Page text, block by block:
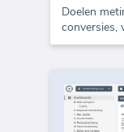
Doelen
conversies,